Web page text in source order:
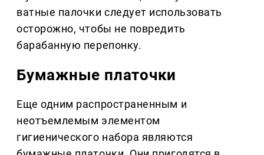
ватные палочки следует использовать
осторожно, чтобы не повредить
барабанную перепонку.
Бумажные платочки
Еще одним распространенным и
неотъемлемым элементом
гигиенического набора являются